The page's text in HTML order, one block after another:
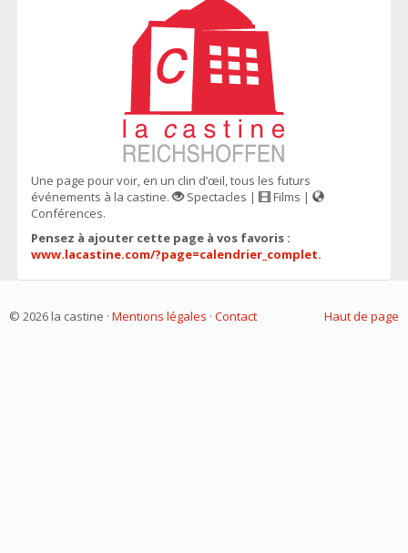
Une page pour voir, en un clin d’œil, tous les futurs
événements à la castine.
Spectacles |
Films |
Conférences.
Pensez à ajouter cette page à vos favoris :
www.lacastine.com/?page=calendrier_complet.
Haut de page
© 2026 la castine · Mentions légales · Contact